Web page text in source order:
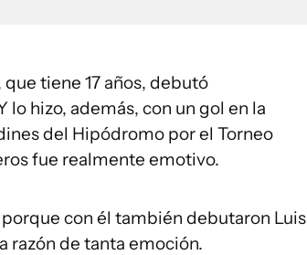
que tiene 17 años, debutó
hizo, además, con un gol en la
del Hipódromo por el Torneo
fue realmente emotivo.
con él también debutaron Luis
razón de tanta emoción.